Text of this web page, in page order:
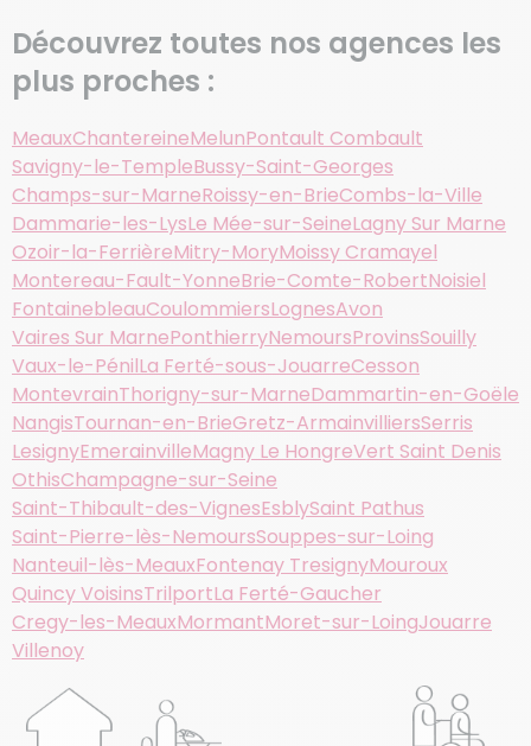
Découvrez toutes nos agences les
plus proches :
MeauxChantereineMelunPontault Combault
Savigny-le-TempleBussy-Saint-Georges
Champs-sur-MarneRoissy-en-BrieCombs-la-Ville
Dammarie-les-LysLe Mée-sur-SeineLagny Sur Marne
Ozoir-la-FerrièreMitry-MoryMoissy Cramayel
Montereau-Fault-YonneBrie-Comte-RobertNoisiel
FontainebleauCoulommiersLognesAvon
Vaires Sur MarnePonthierryNemoursProvinsSouilly
Vaux-le-PénilLa Ferté-sous-JouarreCesson
MontevrainThorigny-sur-MarneDammartin-en-Goële
NangisTournan-en-BrieGretz-ArmainvilliersSerris
LesignyEmerainvilleMagny Le HongreVert Saint Denis
OthisChampagne-sur-Seine
Saint-Thibault-des-VignesEsblySaint Pathus
Saint-Pierre-lès-NemoursSouppes-sur-Loing
Nanteuil-lès-MeauxFontenay TresignyMouroux
Quincy VoisinsTrilportLa Ferté-Gaucher
Cregy-les-MeauxMormantMoret-sur-LoingJouarre
Villenoy